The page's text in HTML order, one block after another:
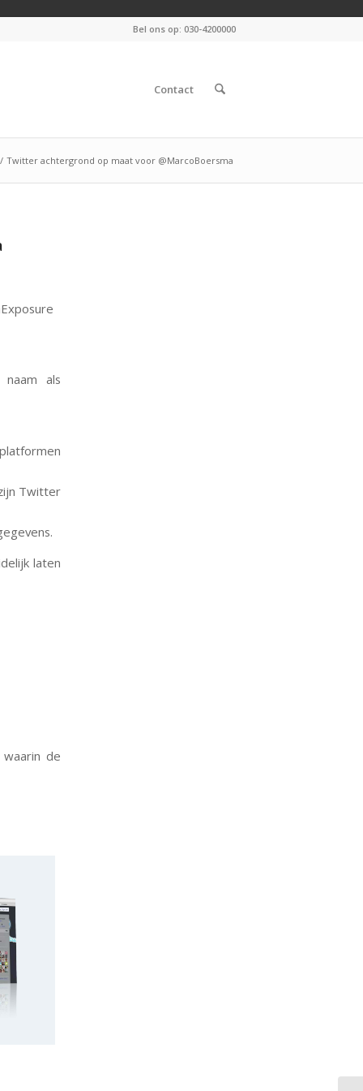
Bel ons op: 030-4200000
Contact
/ Twitter achtergrond op maat voor @MarcoBoersma
als
Twitter
laten
de